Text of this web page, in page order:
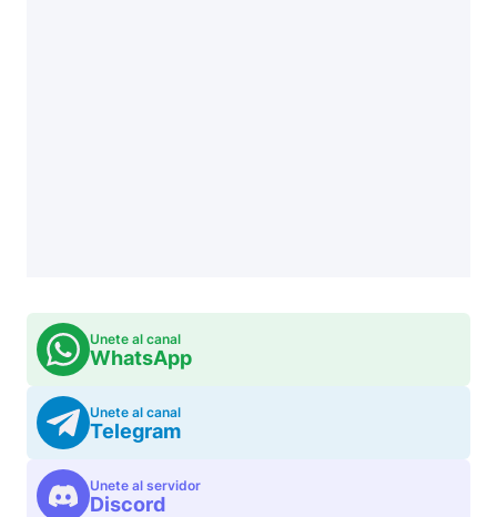
Unete al canal
WhatsApp
Unete al canal
Telegram
Unete al servidor
Discord